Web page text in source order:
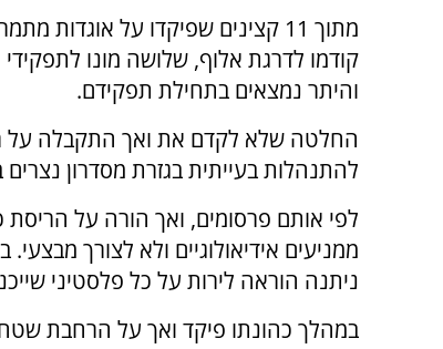
מתוך 11 קצינים שפיקדו על אוגדות
קודמו לדרגת אלוף, שלושה מונו
והיתר נמצאים בתחילת תפקידם.
החלטה שלא לקדם את ואך התקבלה על
להתנהלות בעייתית בגזרת מסדרון
לפי אותם פרסומים, ואך הורה על
ממניעים אידיאולוגיים ולא לצורך
ניתנה הוראה לירות על כל פלסטיני
במהלך כהונתו פיקד ואך על הרחבת